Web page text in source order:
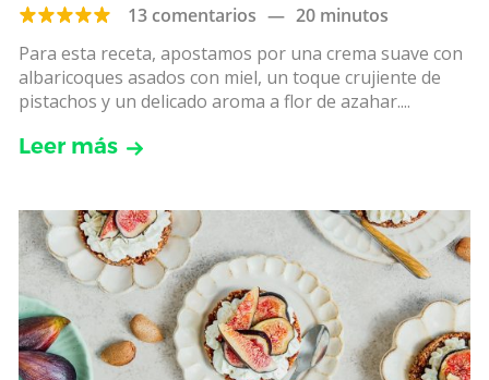
13 comentarios — 20 minutos
Para esta receta, apostamos por una crema suave con
albaricoques asados con miel, un toque crujiente de
pistachos y un delicado aroma a flor de azahar....
Leer más